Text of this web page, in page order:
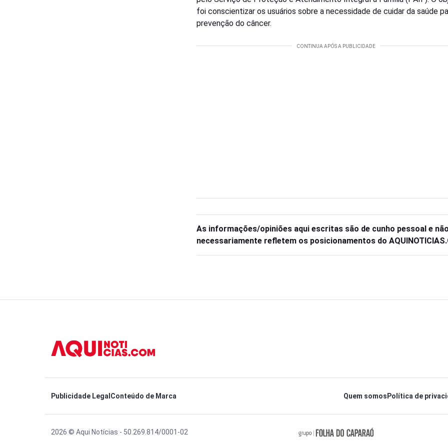
foi conscientizar os usuários sobre a necessidade de cuidar da saúde
prevenção do câncer.
As informações/opiniões aqui escritas são de cunho pessoal e
necessariamente refletem os posicionamentos do
Publicidade Legal Conteúdo de Marca Quem somos Política de
2026 © Aqui Notícias - 50.269.814/0001-02